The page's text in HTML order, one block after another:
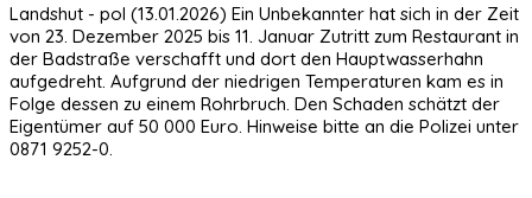
Landshut - pol (13.01.2026) Ein Unbekannter hat sich in der Zeit
von 23. Dezember 2025 bis 11. Januar Zutritt zum Restaurant in
der Badstraße verschafft und dort den Hauptwasserhahn
aufgedreht. Aufgrund der niedrigen Temperaturen kam es in
Folge dessen zu einem Rohrbruch. Den Schaden schätzt der
Eigentümer auf 50 000 Euro. Hinweise bitte an die Polizei unter
0871 9252-0.